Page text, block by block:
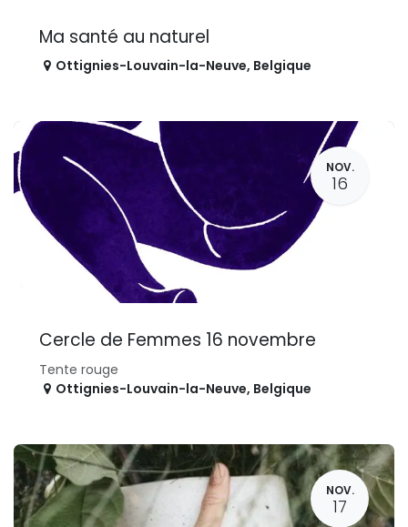
Ma santé au naturel
Ottignies-Louvain-la-Neuve, Belgique
NOV.
16
Cercle de Femmes 16 novembre
Tente rouge
Ottignies-Louvain-la-Neuve, Belgique
NOV.
17